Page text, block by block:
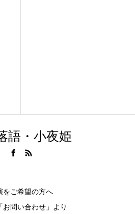
語・小夜姫
をご希望の方へ
お問い合わせ」より